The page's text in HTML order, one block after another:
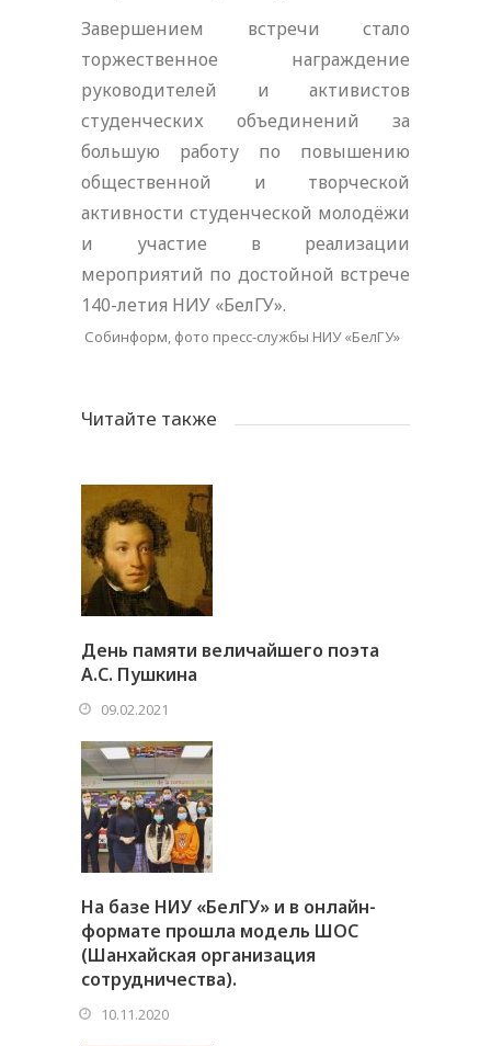
Завершением встречи стало
торжественное награждение
руководителей и активистов
студенческих объединений за
большую работу по повышению
общественной и творческой
активности студенческой молодёжи
и участие в реализации
мероприятий по достойной встрече
140-летия НИУ «БелГУ».
Собинформ, фото пресс-службы НИУ «БелГУ»
Читайте также
День памяти величайшего поэта
А.С. Пушкина
09.02.2021
На базе НИУ «БелГУ» и в онлайн-
формате прошла модель ШОС
(Шанхайская организация
сотрудничества).
10.11.2020